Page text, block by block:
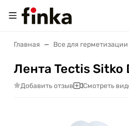
Главная Все для герметизации
Лента Tectis Sitko
Добавить отзыв Смотреть